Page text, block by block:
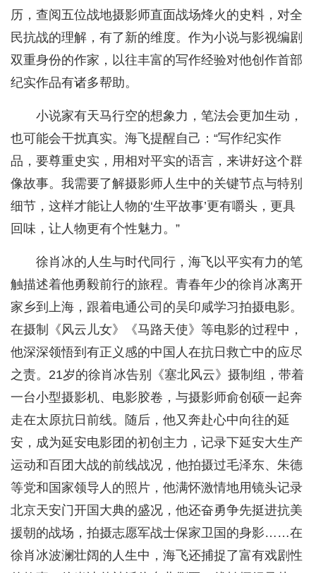
历，查阅五位战地摄影师直面战场烽火的史料，对全
民抗战的理解，有了新的维度。作为小说与影视编剧
双重身份的作家，以往丰富的写作经验对他创作首部
纪实作品有诸多帮助。
小说家有天马行空的想象力，笔法会更加生动，
也可能会干扰真实。海飞提醒自己：“写作纪实作
品，要尊重史实，用相对平实的语言，来讲好这个群
像故事。我需要了解摄影师人生中的关键节点与特别
细节，这样才能让人物的‘生平故事’更有嚼头，更具
回味，让人物更有个性魅力。”
徐肖冰的人生与时代同行，海飞以平实有力的笔
触描述着他勇毅前行的旅程。青春年少的徐肖冰离开
家乡到上海，跟着电通公司的吴印咸学习拍摄电影。
在摄制《风云儿女》《马路天使》等电影的过程中，
他深深领悟到有正义感的中国人在抗日救亡中的应尽
之责。21岁的徐肖冰告别《塞北风云》摄制组，带着
一台小型摄影机、电影胶卷，与摄影师俞创硕一起奔
走在太原抗日前线。随后，他又奔赴心中向往的延
安，成为延安电影团的初创主力，记录下延安大生产
运动和百团大战的前线战况，他拍摄过毛泽东、朱德
等党和国家领导人的照片，他满怀激情地用镜头记录
北京天安门开国大典的盛况，他还奋勇争先挺进抗美
援朝的战场，拍摄志愿军战士保家卫国的身影……在
徐肖冰波澜壮阔的人生中，海飞还捕捉了富有戏剧性